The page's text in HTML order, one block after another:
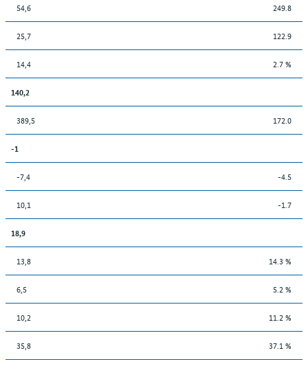
54,6 249.8
25,7 122.9
14,4 2.7 %
140,2
389,5 172.0
-1
-7,4 -4.5
10,1 -1.7
18,9
13,8 14.3 %
6,5 5.2 %
10,2 11.2 %
35,8 37.1 %